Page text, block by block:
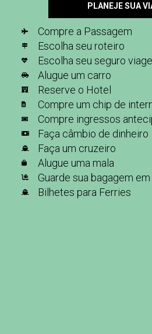
PLANEJE SUA
Compre a Passagem
Escolha seu roteiro
Escolha seu seguro
Alugue um carro
Reserve o Hotel
Compre um chip de
Compre ingressos
Faça câmbio de dinheiro
Faça um cruzeiro
Alugue uma mala
Guarde sua bagagem
Bilhetes para Ferries